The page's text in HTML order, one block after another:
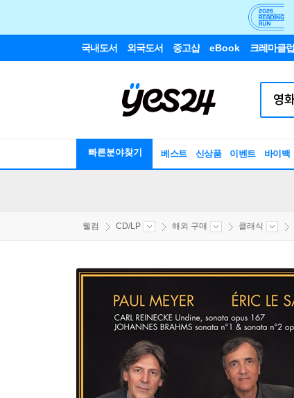
국내도서 외국도서 중고샵 eBook 크레마클럽
빠른분야찾기 베스트 신상품 이벤트 바이백
웰컴 CD/LP 해외 구매 클래식